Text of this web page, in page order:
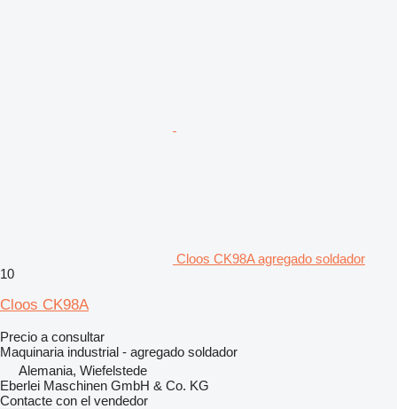
Cloos CK98A agregado soldador
10
Cloos CK98A
Precio a consultar
Maquinaria industrial - agregado soldador
Alemania, Wiefelstede
Eberlei Maschinen GmbH & Co. KG
Contacte con el vendedor